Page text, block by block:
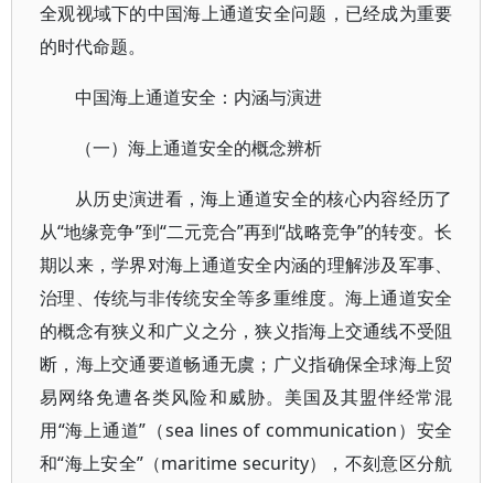
全观视域下的中国海上通道安全问题，已经成为重要
的时代命题。
中国海上通道安全：内涵与演进
（一）海上通道安全的概念辨析
从历史演进看，海上通道安全的核心内容经历了
从“地缘竞争”到“二元竞合”再到“战略竞争”的转变。长
期以来，学界对海上通道安全内涵的理解涉及军事、
治理、传统与非传统安全等多重维度。海上通道安全
的概念有狭义和广义之分，狭义指海上交通线不受阻
断，海上交通要道畅通无虞；广义指确保全球海上贸
易网络免遭各类风险和威胁。美国及其盟伴经常混
用“海上通道”（sea lines of communication）安全
和“海上安全”（maritime security），不刻意区分航